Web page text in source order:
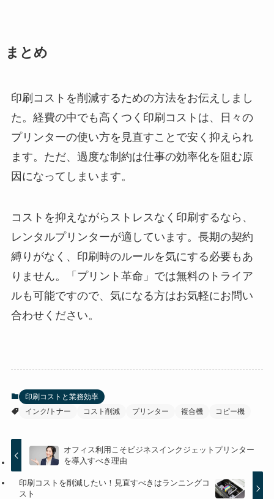
まとめ
印刷コストを削減するための方法をお伝えしまし
た。経費の中でも高くつく印刷コストは、日々の
プリンターの使い方を見直すことで安く抑えられ
ます。ただ、過度な制約は仕事の効率化を阻む原
因になってしまいます。
コストを抑えながらストレスなく印刷するなら、
レンタルプリンターが適しています。長期の契約
縛りがなく、印刷時のルールを気にする必要もあ
りません。「プリント革命」では無料のトライア
ルも可能ですので、気になる方はお気軽にお問い
合わせください。
印刷コストと業務効率
インク/トナー
コスト削減 プリンター 複合機 コピー機
オフィス利用こそビジネスインクジェットプリンター
を導入すべき理由
印刷コストを削減したい！見直すべきはランニングコ
スト